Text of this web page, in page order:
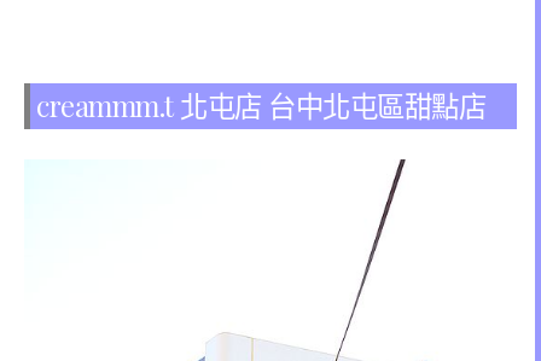
creammm.t 北屯店 台中北屯區甜點店